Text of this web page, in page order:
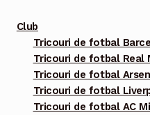
Club
Tricouri de fotbal
Tricouri de fotbal Real
Tricouri de fotbal
Tricouri de fotbal
Tricouri de fotbal AC